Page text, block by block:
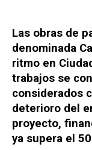
Las obras de
denominada
ritmo en
trabajos se
considerados
deterioro del
proyecto,
ya supera el